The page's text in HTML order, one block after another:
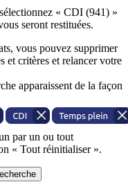
« CDI (941) »
seront restituées.
vous pouvez supprimer
et critères et relancer votre
apparaissent de la façon
par un ou tout
« Tout réinitialiser ».